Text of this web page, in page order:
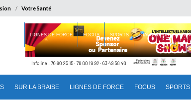
Votre Santé
SUR LA BRAISE LIGNES DE FORCE FOCUS SPORTS
LIGNES DE FORCE FOCUS SPORTS DIALOGUE INTERIEUR